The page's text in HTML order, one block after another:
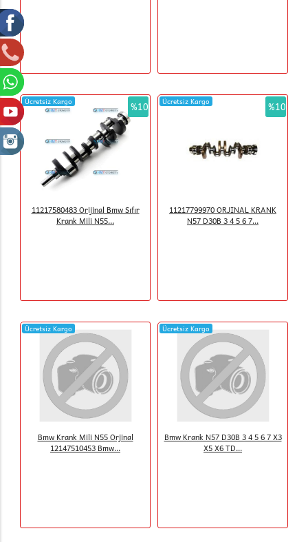
Ücretsiz Kargo %10
11217580483 Orijinal Bmw Sıfır
Krank Mili N55...
Ücretsiz Kargo %10
11217799970 ORJINAL KRANK
N57 D30B 3 4 5 6 7...
Ücretsiz Kargo
Bmw Krank Mili N55 Orjinal
12147510453 Bmw...
Ücretsiz Kargo
Bmw Krank N57 D30B 3 4 5 6 7 X3
X5 X6 TD...